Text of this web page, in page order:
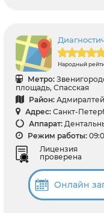
Народный
Метро:
площадь, Спасская
Район:
Адрес: Санкт-
Аппарат:
Режим работы:
Лицензия
проверена
Онлайн